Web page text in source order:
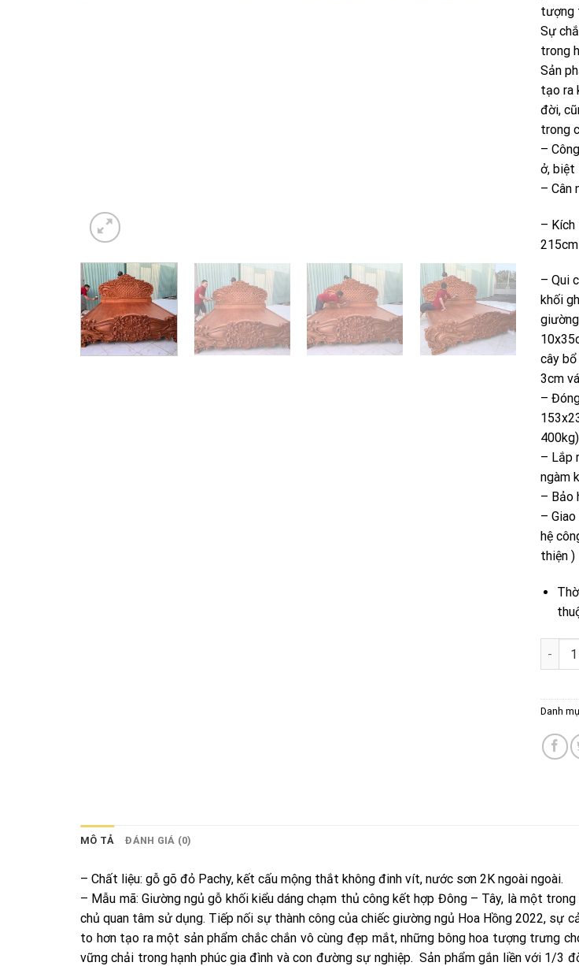
tượng
Sự
trong
Sản
tạo ra
đời,
trong
–
ở, biệt
– Cân
– Kích
– Qui
khối
cây
3cm
–
400kg)
– Lắp
ngàm
– Bảo
–
hệ
thiện )
Danh
MÔ TẢ ĐÁNH GIÁ (0)
– Chất liệu: gỗ gõ đỏ Pachy, kết cấu mộng thắt không đinh vít, nước sơn 2K ngoài ngoài.
– Mẫu mã: Giường ngủ gỗ khối kiểu dáng chạm thủ công kết hợp Đông – Tây, là một
chủ quan tâm sử dụng. Tiếp nối sự thành công của chiếc giường ngủ Hoa Hồng 2022, sự
to hơn tạo ra một sản phẩm chắc chắn vô cùng đẹp mắt, những bông hoa tượng trưng
vững chải trong hạnh phúc gia đình và con đường sự nghiệp. Sản phẩm gắn liền với 1/3